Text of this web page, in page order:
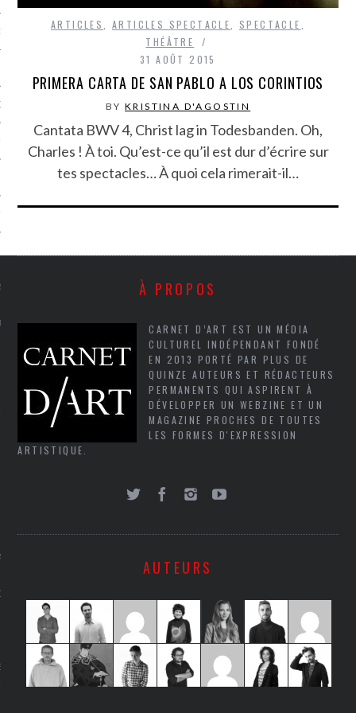
EN VOD
CARAVELLE
PODCAST
ARTICLES ARTICLES SPECTACLE SPECTACLE
THÉÂTRE
31 AOÛT 2015
PRIMERA CARTA DE SAN PABLO A LOS CORINTIOS
BY KRISTINA D'AGOSTIN
Cantata BWV 4, Christ lag in Todesbanden. Oh,
Charles ! À toi. Qu’est-ce qu’il est dur d’écrire sur
tes spectacles… À quoi cela rimerait-il…
À PROPOS
CARNET D’ART EST UN MÉDIA
CULTUREL INDÉPENDANT FONDÉ
EN 2013 PORTÉ PAR PLUS DE
QUINZE AUTEURS ET RÉDACTEURS
PERMANENTS QUI ASPIRENT À
DÉVELOPPER UN WEBZINE ET UN
MAGAZINE PROCHES DE TOUTES
LES FORMES D'EXPRESSION
ARTISTIQUE.
AUTEURS